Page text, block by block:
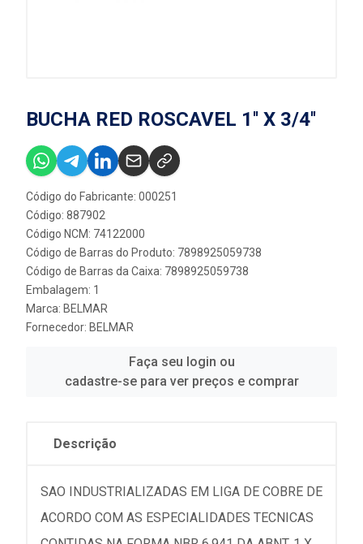
BUCHA RED ROSCAVEL 1'' X 3/4''
Código do Fabricante: 000251
Código: 887902
Código NCM: 74122000
Código de Barras do Produto: 7898925059738
Código de Barras da Caixa: 7898925059738
Embalagem: 1
Marca: BELMAR
Fornecedor: BELMAR
Faça seu login ou
cadastre-se para ver preços e comprar
Descrição
SAO INDUSTRIALIZADAS EM LIGA DE COBRE DE
ACORDO COM AS ESPECIALIDADES TECNICAS